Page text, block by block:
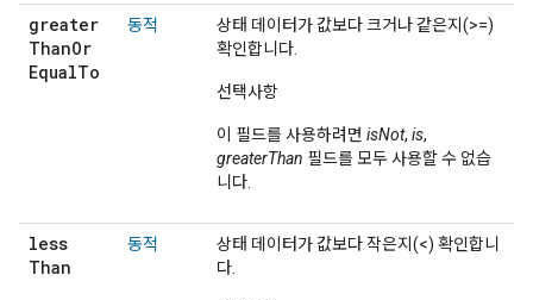
greater
ThanOr
EqualTo
동적
상태 데이터가 값보다 크거나 같은지(>=)
확인합니다.
선택사항
이 필드를 사용하려면 isNot, is,
greaterThan 필드를 모두 사용할 수 없습
니다.
less
Than
동적
상태 데이터가 값보다 작은지(<) 확인합니
다.